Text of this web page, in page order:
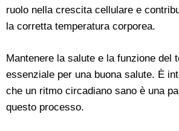
ruolo nella crescita cellulare e
la corretta temperatura corporea.
Mantenere la salute e la funzione del
essenziale per una buona salute. È
che un ritmo circadiano sano è una
questo processo.